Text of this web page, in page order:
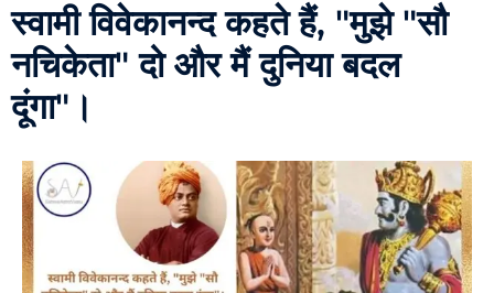
स्वामी विवेकानन्द कहते हैं, "मुझे "सौ
नचिकेता" दो और मैं दुनिया बदल
दूंगा"।